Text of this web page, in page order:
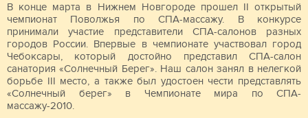
В конце марта в Нижнем Новгороде прошел II открытый
чемпионат Поволжья по СПА-массажу. В конкурсе
принимали участие представители СПА-салонов разных
городов России. Впервые в чемпионате участвовал город
Чебоксары, который достойно представил СПА-салон
санатория «Солнечный Берег». Наш салон занял в нелегкой
борьбе III место, а также был удостоен чести представлять
«Солнечный берег» в Чемпионате мира по СПА-
массажу-2010.